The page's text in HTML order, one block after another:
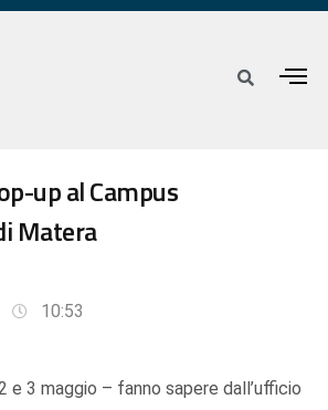
up al Campus
Matera
10:53
e 3 maggio – fanno sapere dall’ufficio